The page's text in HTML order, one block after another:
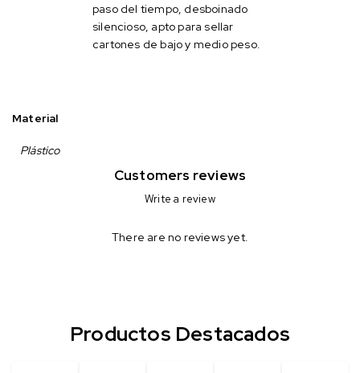
paso del tiempo, desboinado
silencioso, apto para sellar
cartones de bajo y medio peso.
Material
Plástico
Customers reviews
Write a review
There are no reviews yet.
Productos Destacados